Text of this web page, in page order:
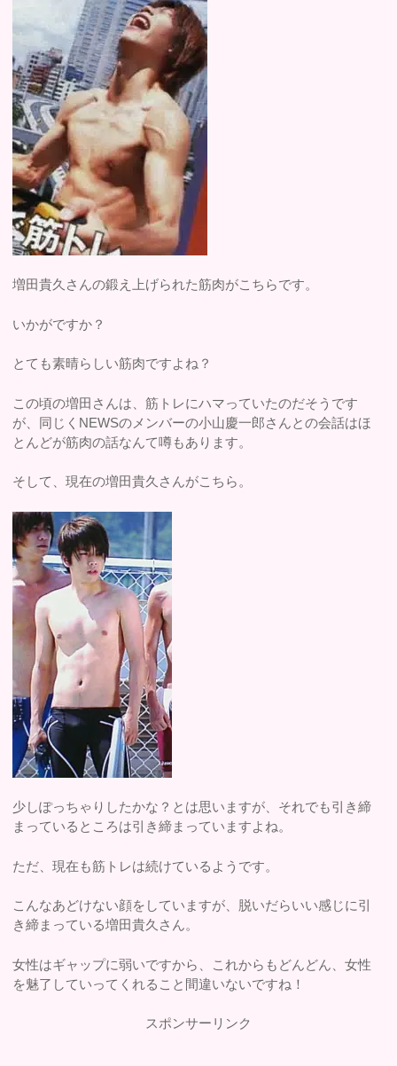
増田貴久さんの鍛え上げられた筋肉がこちらです。
いかがですか？
とても素晴らしい筋肉ですよね？
この頃の増田さんは、筋トレにハマっていたのだそうです
が、同じくNEWSのメンバーの小山慶一郎さんとの会話はほ
とんどが筋肉の話なんて噂もあります。
そして、現在の増田貴久さんがこちら。
少しぽっちゃりしたかな？とは思いますが、それでも引き締
まっているところは引き締まっていますよね。
ただ、現在も筋トレは続けているようです。
こんなあどけない顔をしていますが、脱いだらいい感じに引
き締まっている増田貴久さん。
女性はギャップに弱いですから、これからもどんどん、女性
を魅了していってくれること間違いないですね！
スポンサーリンク